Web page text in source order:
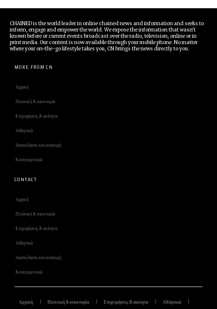
CHAINED is the world leader in online chained news and information and seeks to
inform, engage and empower the world. We expose the information that wasn't
known before or current events broadcast over the radio, television, online or in
print media. Our content is now available through your mobile phone. No matter
where your on-the-go lifestyle takes you, CN brings the news directly to you.
MORE FROM CN
Αρχική
Πολιτική & οικονομία
Επιχειρήσεις & ακίνητα
Αθλητικά
Διασκέδαση και αναψυχή
Κουτσομπολιό
CONTACT
Αρχική
Πολιτική & οικονομία
Επιχειρήσεις & ακίνητα
Αθλητικά
Διασκέδαση και αναψυχή
Κουτσομπολιό
Αρχική Πολιτική & οικονομία Επιχειρήσεις & ακίνητα Αθλητικά